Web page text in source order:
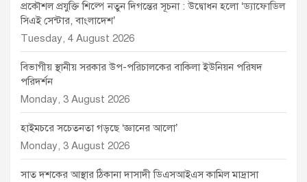
প্রকৌশল প্রযুক্তি শিল্পে নতুন দিগন্তের সূচনা : উদ্বোধন হলো ‘ড্যাফোডিল
সিএই সেন্টার, বাংলাদেশ’
Tuesday, 4 August 2026
বিভাগীয় স্থানীয় সরকার উপ-পরিচালকের বাকিলা ইউনিয়ন পরিষদ
পরিদর্শন
Monday, 3 August 2026
হাইমচরে সচেতনতা গড়ছে ‘জ্ঞানের আলো’
Monday, 3 August 2026
সাত দশকের আস্থার ঠিকানা দাসাদী ডিএসআইএস কামিল মাদ্রাসা